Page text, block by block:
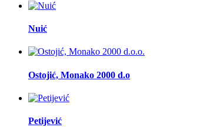
Nuić
Ostojić, Monako 2000 d.o
Petijević